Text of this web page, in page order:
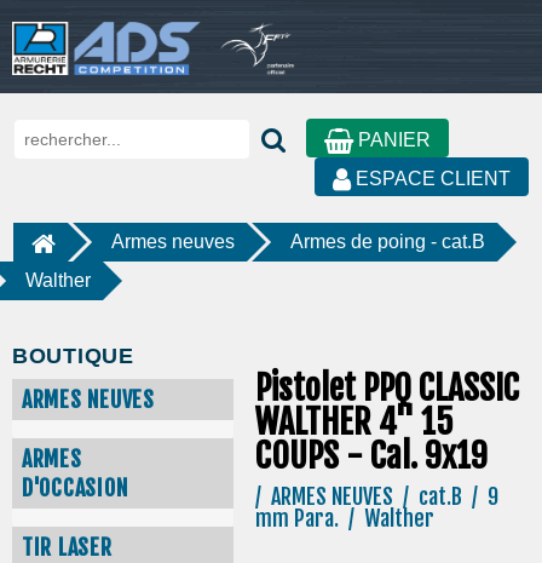
PANIER
ESPACE CLIENT
Armes neuves
Armes de poing - cat.B
Walther
BOUTIQUE
ARMES NEUVES
ARMES
D'OCCASION
TIR LASER
Pistolet PPQ CLASSIC
WALTHER 4'' 15
COUPS - Cal. 9x19
/ ARMES NEUVES / cat.B / 9
mm Para. / Walther